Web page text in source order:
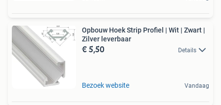
Opbouw Hoek Strip Profiel | Wit | Zwart |
Zilver leverbaar
€ 5,50 Details
Bezoek website Vandaag